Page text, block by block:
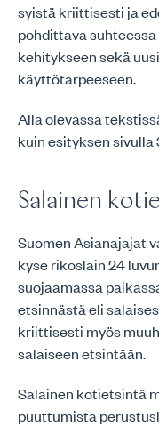
syistä kriittisesti ja
pohdittava
kehitykseen sekä
käyttötarpeeseen.
Alla olevassa
kuin esityksen sivulla
Salainen
Suomen Asianajajat
kyse rikoslain 24
suojaamassa
etsinnästä eli
kriittisesti myös
salaiseen etsintään.
Salainen kotietsintä
puuttumista